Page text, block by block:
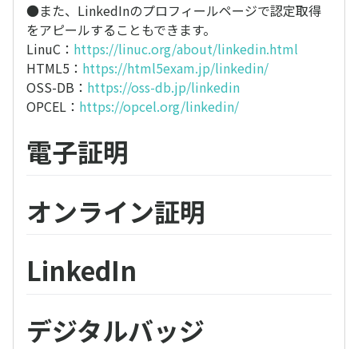
●また、LinkedInのプロフィールページで認定取得
をアピールすることもできます。
LinuC： https://linuc.org/about/linkedin.html
HTML5： https://html5exam.jp/linkedin/
OSS-DB： https://oss-db.jp/linkedin
OPCEL： https://opcel.org/linkedin/
電子証明
オンライン証明
LinkedIn
デジタルバッジ